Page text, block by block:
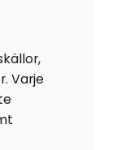
Varje